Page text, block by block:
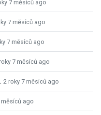
7 měsíců ago
7 měsíců ago
7 měsíců ago
7 měsíců ago
2 roky 7 měsíců ago
měsíců ago